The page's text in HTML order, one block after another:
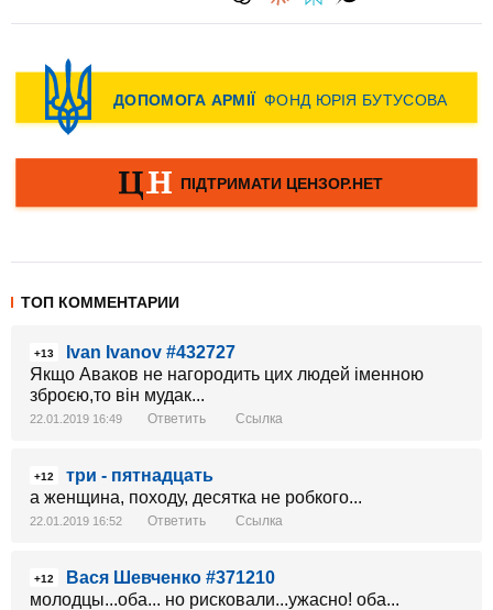
ТОП КОММЕНТАРИИ
+13
Ivan Ivanov #432727
Якщо Аваков не нагородить цих людей іменною
зброєю,то він мудак...
22.01.2019 16:49 Ответить Ссылка
+12
три - пятнадцать
а женщина, походу, десятка не робкого...
22.01.2019 16:52 Ответить Ссылка
+12
Вася Шевченко #371210
молодцы...оба... но рисковали...ужасно! оба...